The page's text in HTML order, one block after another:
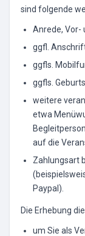
sind folgende
Anrede, Vor-
ggfl.
ggfls.
ggfls.
weitere
etwa
auf die
Zahlungsart
Paypal).
Die Erhebung
um Sie als